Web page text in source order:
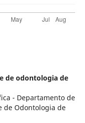
de odontologia de
- Departamento de
de Odontologia de